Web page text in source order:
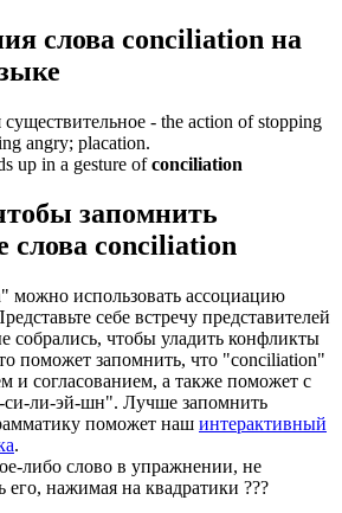
слова conciliation на
- the action of stopping
angry; placation.
up in a gesture ofconciliation
запомнить
слова conciliation
можно использовать ассоциацию
себе встречу представителей
собрались, чтобы уладить конфликты
поможет запомнить, что "conciliation"
и согласованием, а также поможет с
ли-эй-шн". Лучше запомнить
поможет наш интерактивный
.
либо слово в упражнении, не
его, нажимая на квадратики ???